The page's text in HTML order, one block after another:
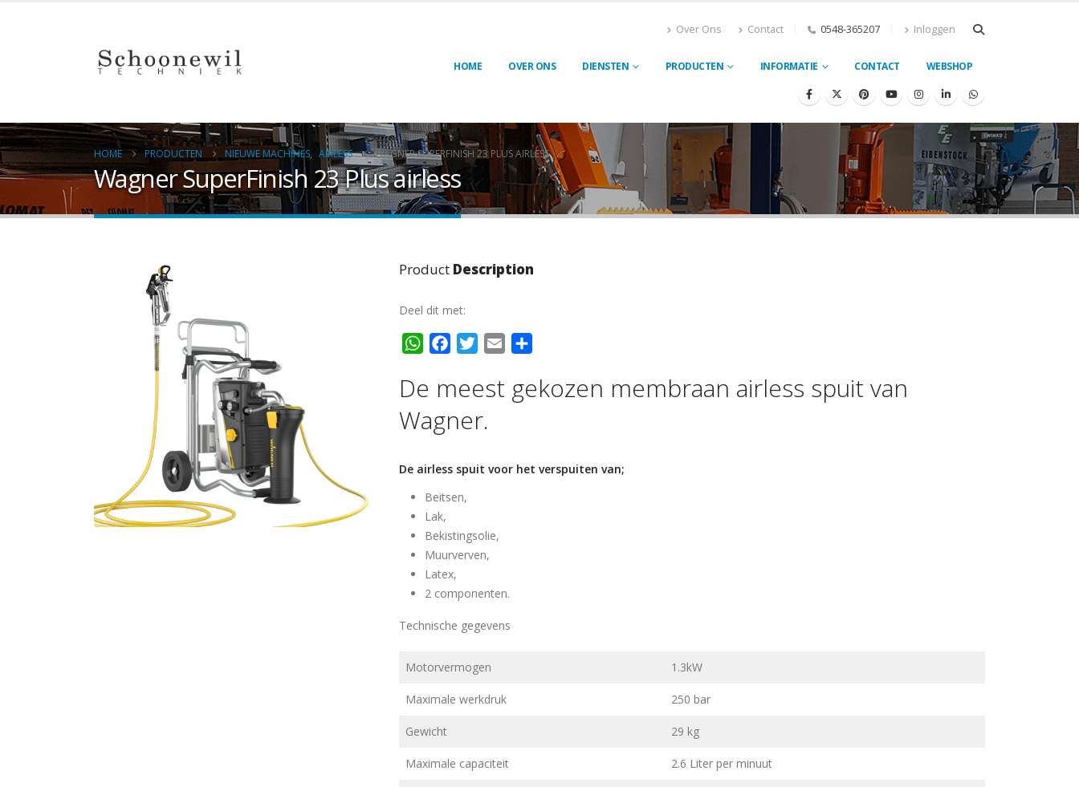
Over Ons Contact 0548-365207 Inloggen
HOME OVER ONS DIENSTEN PRODUCTEN INFORMATIE CONTACT WEBSHOP
HOME PRODUCTEN NIEUWE MACHINES, AIRLESS WAGNER SUPERFINISH 23 PLUS AIRLESS
Wagner SuperFinish 23 Plus airless
Product Description
Deel dit met:
WhatsAppFacebookTwitterEmail
De meest gekozen membraan airless spuit van
Wagner.
De airless spuit voor het verspuiten van;
Beitsen,
Lak,
Bekistingsolie,
Muurverven,
Latex,
2 componenten.
Technische gegevens
Motorvermogen 1.3kW
Maximale werkdruk 250 bar
Gewicht 29 kg
Maximale capaciteit 2.6 Liter per minuut